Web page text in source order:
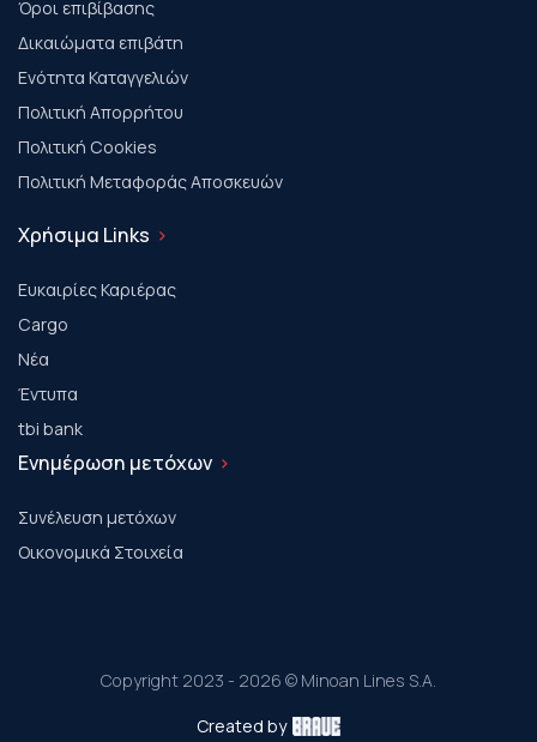
Όροι επιβίβασης
Δικαιώματα επιβάτη
Ενότητα Καταγγελιών
Πολιτική Απορρήτου
Πολιτική Cookies
Πολιτική Μεταφοράς Αποσκευών
Χρήσιμα Links
Ευκαιρίες Καριέρας
Cargo
Νέα
Έντυπα
tbi bank
Ενημέρωση μετόχων
Συνέλευση μετόχων
Οικονομικά Στοιχεία
Copyright 2023 - 2026 © Minoan Lines S.A.
Created by